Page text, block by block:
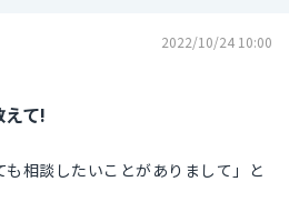
2022/10/24 10:00
て!
相談したいことがありまして」と